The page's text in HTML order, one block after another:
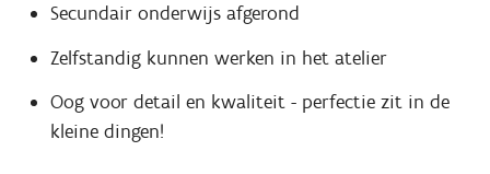
Secundair onderwijs afgerond
Zelfstandig kunnen werken in het atelier
Oog voor detail en kwaliteit - perfectie zit in de
kleine dingen!